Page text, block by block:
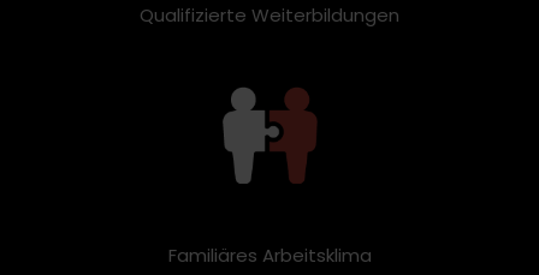
Qualifizierte Weiterbildungen
Familiäres Arbeitsklima